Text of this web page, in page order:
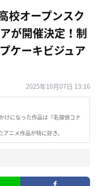
校オープンスク
が開催決定！制
ケーキビジュア
2025年10月07日 13:16
けになった作品は『名探偵コナ
ニメ作品が特に好き。